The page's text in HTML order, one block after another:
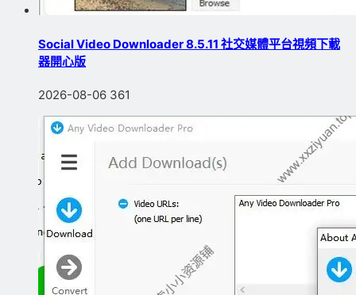
Social Video Downloader 8.5.11 社交媒體平台視頻下載
器開心版
2026-08-06 361